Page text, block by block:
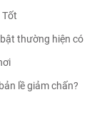
Tốt
thường hiện có
lề giảm chấn?